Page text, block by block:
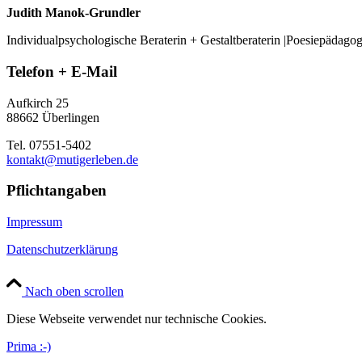
Judith Manok-Grundler
Individualpsychologische Beraterin + Gestaltberaterin
Telefon + E-Mail
Aufkirch 25
88662 Überlingen
Tel. 07551-5402
kontakt@mutigerleben.de
Pflichtangaben
Impressum
Datenschutzerklärung
Nach oben scrollen
Diese Webseite verwendet nur technische Cookies.
Prima :-)